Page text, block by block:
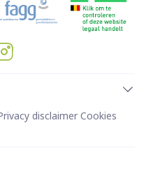
disclaimer Cookies